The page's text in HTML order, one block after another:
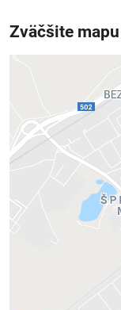
Zväčšite
Externý
Prajete si
Povoliť a
Otvoriť